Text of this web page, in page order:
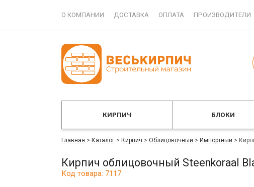
О КОМПАНИИ ДОСТАВКА ОПЛАТА ПРОИЗВОДИТЕЛИ
КИРПИЧ БЛОКИ
Главная > Каталог > Кирпич > Облицовочный > Импортный >
Кирпич облицовочный Steenkoraal
Код товара: 7117